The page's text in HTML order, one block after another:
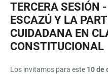
TERCERA SESIÓN
ESCAZÚ Y LA
CUIDADANA EN
CONSTITUCIONAL
Los invitamos para este 10 de